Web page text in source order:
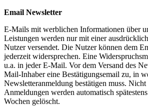
Email Newsletter
E-Mails mit werblichen Informationen über
Leistungen werden nur mit einer
Nutzer versendet. Die Nutzer können dem
jederzeit widersprechen. Eine
u.a. in jeder E-Mail. Vor dem Versand des
Mail-Inhaber eine Bestätigungsemail zu, in
Newsletteranmeldung bestätigen muss. Nicht
Anmeldungen werden automatisch
Wochen gelöscht.